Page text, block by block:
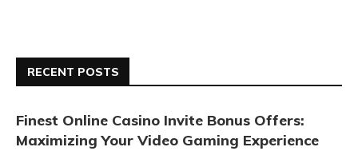
RECENT POSTS
Finest Online Casino Invite Bonus Offers:
Maximizing Your Video Gaming Experience